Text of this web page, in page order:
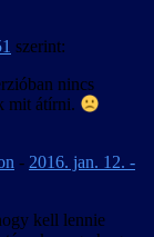
szerint:
nincs
mit átírni.
- 2016. jan. 12. -
kell lennie